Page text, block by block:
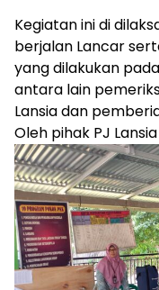
Kegiatan ini di
berjalan Lancar
yang dilakukan
antara lain
Lansia dan
Oleh pihak PJ